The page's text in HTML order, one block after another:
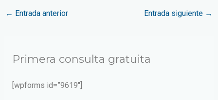
← Entrada anterior Entrada siguiente →
Primera consulta gratuita
[wpforms id=”9619″]